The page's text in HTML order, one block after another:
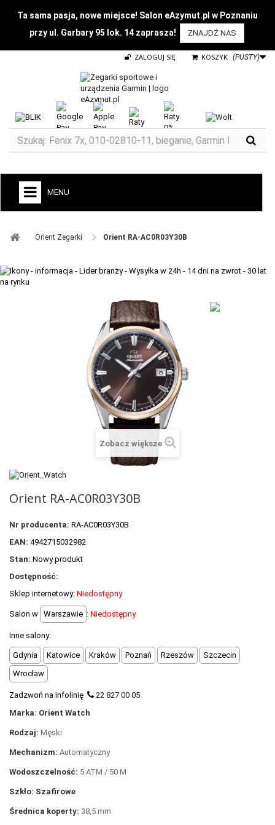
Ta sama pasja, nowe miejsce! Salon eAzymut.pl w Poznaniu
przy ul. Garbary 95 lok. 14 zaprasza!
ZNAJDŹ NAS
KOSZYK (PUSTY)
ZALOGUJ SIĘ
MENU
ZEGARKI DLA DZIECI GARMIN
VOSTOK EUROPE ZEGARKI
POLECANE PRODUKTY
PROMOCJE
OUTLET
WYPRZEDAŻ
Orient Zegarki ​ Orient RA-AC0R03Y30B
Zobacz większe
Orient RA-AC0R03Y30B
Nr producenta: RA-AC0R03Y30B
EAN: 4942715032982
Stan: Nowy produkt
Dostępność:
Sklep internetowy: Niedostępny
Salon w Warszawie : Niedostępny
Inne salony:
Gdynia Katowice Kraków Poznań Rzeszów
Szczecin
Wrocław
Zadzwoń na infolinię
22 827 00 05
Marka: Orient Watch
Rodzaj: Męski
Mechanizm: Automatyczny
Wodoszczelność: 5 ATM / 50 M
Szkło: Szafirowe
Średnica koperty: 38,5 mm